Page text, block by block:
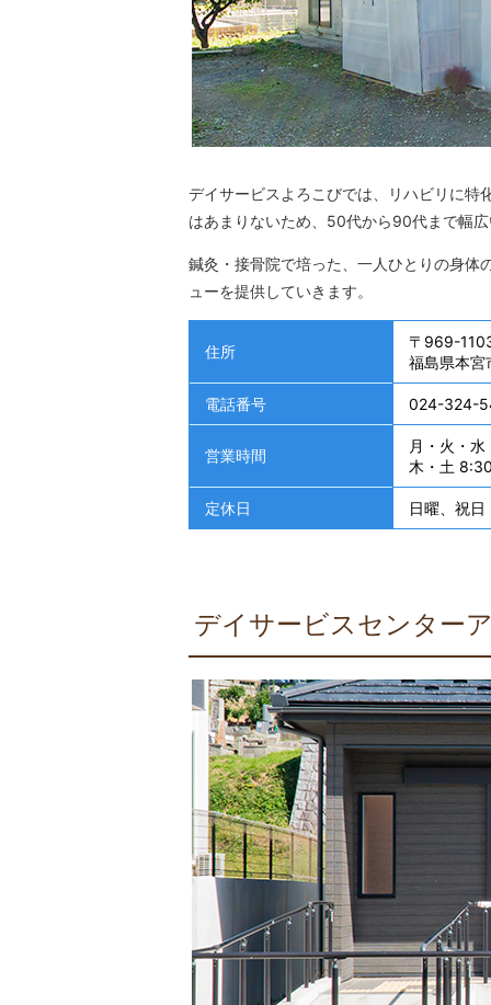
デイサービスよろこびでは、リハビリに特
はあまりないため、50代から90代まで幅
鍼灸・接骨院で培った、一人ひとりの身体
ューを提供していきます。
住所
〒969-
福島県本
電話番号 024-324-
営業時間
月・火・
木・土
定休日 日曜、祝日
デイサービスセンター